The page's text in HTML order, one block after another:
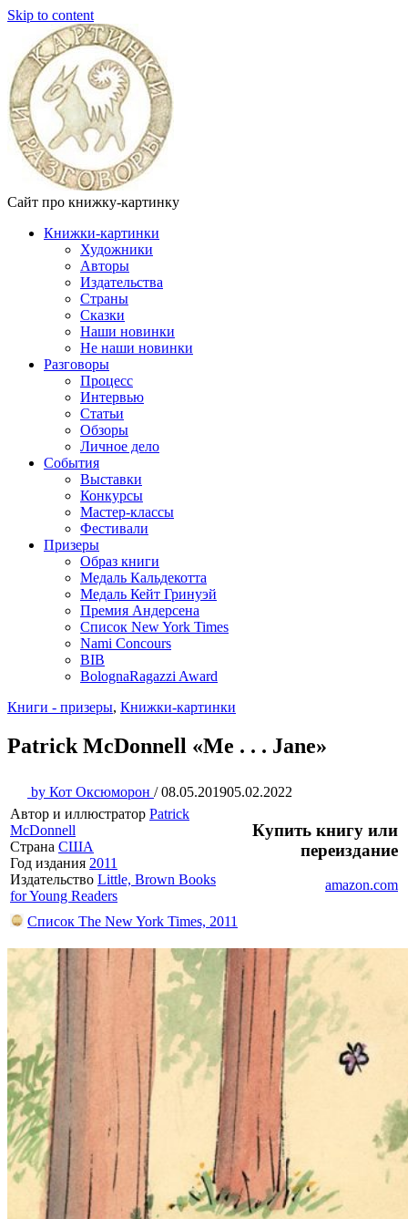
Skip to content
Сайт про книжку-картинку
Книжки-картинки
Художники
Авторы
Издательства
Страны
Сказки
Наши новинки
Не наши новинки
Разговоры
Процесс
Интервью
Статьи
Обзоры
Личное дело
События
Выставки
Конкурсы
Мастер-классы
Фестивали
Призеры
Образ книги
Медаль Кальдекотта
Медаль Кейт Гринуэй
Премия Андерсена
Список New York Times
Nami Concours
BIB
BolognaRagazzi Award
Книги - призеры, Книжки-картинки
Patrick McDonnell «Me . . . Jane»
by Кот Оксюморон / 08.05.201905.02.2022
Автор и иллюстратор Patrick
McDonnell
Страна США
Год издания 2011
Издательство Little, Brown Books
for Young Readers
Купить книгу или
переиздание
amazon.com
Список The New York Times, 2011